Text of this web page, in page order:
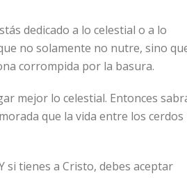
dedicado a lo celestial o a lo
no solamente no nutre, sino
corrompida por la basura.
mejor lo celestial. Entonces
que la vida entre los cerdos
si tienes a Cristo, debes aceptar